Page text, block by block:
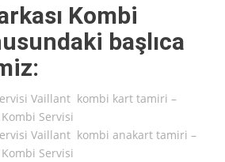
Kombi
başlıca
Vaillant kombi kart tamiri –
Servisi
Vaillant kombi anakart tamiri –
Servisi